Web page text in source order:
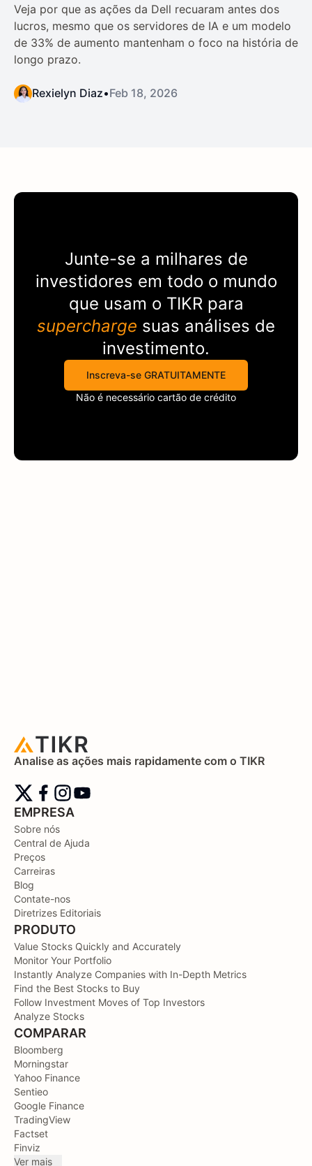
Veja por que as ações da Dell recuaram antes dos
lucros, mesmo que os servidores de IA e um modelo
de 33% de aumento mantenham o foco na história de
longo prazo.
Rexielyn Diaz•Feb 18, 2026
Junte-se a milhares de
investidores em todo o mundo
que usam o TIKR para
supercharge suas análises de
investimento.
Inscreva-se GRATUITAMENTE
Não é necessário cartão de crédito
Analise as ações mais rapidamente com o TIKR
EMPRESA
Sobre nós
Central de Ajuda
Preços
Carreiras
Blog
Contate-nos
Diretrizes Editoriais
PRODUTO
Value Stocks Quickly and Accurately
Monitor Your Portfolio
Instantly Analyze Companies with In-Depth Metrics
Find the Best Stocks to Buy
Follow Investment Moves of Top Investors
Analyze Stocks
COMPARAR
Bloomberg
Morningstar
Yahoo Finance
Sentieo
Google Finance
TradingView
Factset
Finviz
Ver mais